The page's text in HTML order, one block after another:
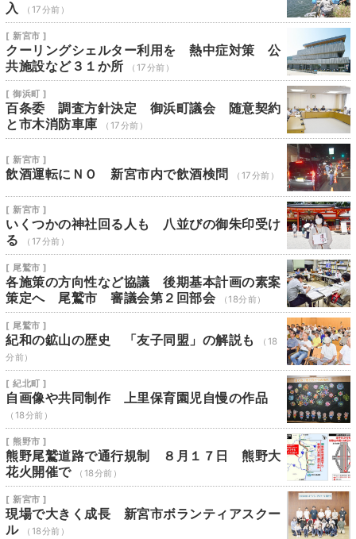
入 （17分前）
[ 新宮市 ]
クーリングシェルター利用を 熱中症対策 公
共施設など３１か所
（17分前）
[ 御浜町 ]
百条委 調査方針決定 御浜町議会 随意契約
と市木消防車庫
（17分前）
[ 新宮市 ]
飲酒運転にＮＯ 新宮市内で飲酒検問 （17分前）
[ 新宮市 ]
いくつかの神社回る人も 八並びの御朱印受け
る
（17分前）
[ 尾鷲市 ]
各施策の方向性など協議 後期基本計画の素案
策定へ 尾鷲市 審議会第２回部会
（18分前）
[ 尾鷲市 ]
紀和の鉱山の歴史 「友子同盟」の解説も
（18
分前）
[ 紀北町 ]
自画像や共同制作 上里保育園児自慢の作品
（18分前）
[ 熊野市 ]
熊野尾鷲道路で通行規制 ８月１７日 熊野大
花火開催で
（18分前）
[ 新宮市 ]
現場で大きく成長 新宮市ボランティアスクー
ル
（18分前）